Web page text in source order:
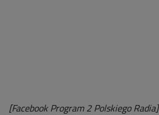
[Facebook Program 2 Polskiego Radia]